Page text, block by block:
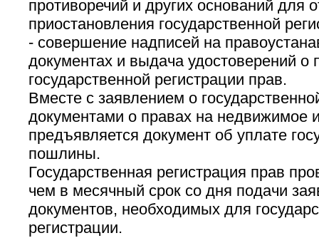
противоречий и других оснований для
приостановления государственной
- совершение надписей на
документах и выдача удостоверений о
государственной регистрации прав.
Вместе с заявлением о
документами о правах на недвижимое
предъявляется документ об уплате
пошлины.
Государственная регистрация прав
чем в месячный срок со дня подачи
документов, необходимых для
регистрации.